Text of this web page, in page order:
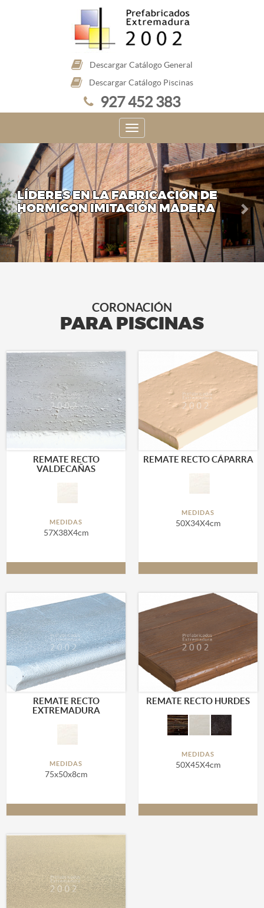
Descargar Catálogo General
Descargar Catálogo Piscinas
927 452 383
LÍDERES EN LA FABRICACIÓN DE
HORMIGON IMITACIÓN MADERA
CORONACIÓN
PARA PISCINAS
REMATE RECTO
VALDECAÑAS
MEDIDAS
57X38X4cm
REMATE RECTO CÁPARRA
MEDIDAS
50X34X4cm
REMATE RECTO
EXTREMADURA
MEDIDAS
75x50x8cm
REMATE RECTO HURDES
MEDIDAS
50X45X4cm